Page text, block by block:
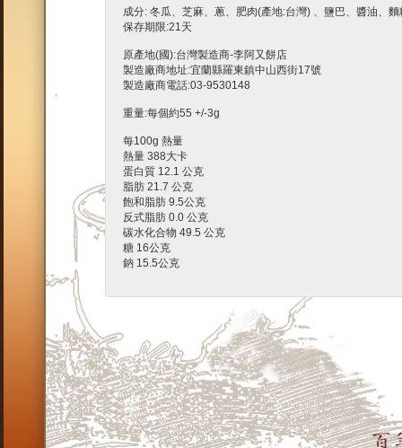
成分: 冬瓜、芝麻、蔥、肥肉(產地:台灣) 、鹽巴、醬油、
保存期限:21天
原產地(國):台灣製造商-李阿又餅店
製造廠商地址:宜蘭縣羅東鎮中山西街17號
製造廠商電話:03-9530148
重量:每個約55 +/-3g
每100g 熱量
熱量 388大卡
蛋白質 12.1 公克
脂肪 21.7 公克
飽和脂肪 9.5公克
反式脂肪 0.0 公克
碳水化合物 49.5 公克
糖 16公克
鈉 15.5公克